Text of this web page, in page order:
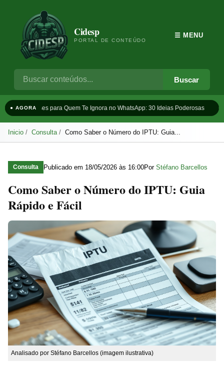
Cidesp
PORTAL DE CONTEÚDO
Buscar
☰ MENU
● AGORAFrases para Quem Te Ignora no WhatsApp: 30 Ideias Poderosas
Inicio Consulta Como Saber o Número do IPTU: Guia...
Consulta Publicado em 18/05/2026 às 16:00Por Stéfano Barcellos
Como Saber o Número do IPTU: Guia
Rápido e Fácil
Analisado por Stéfano Barcellos (imagem ilustrativa)